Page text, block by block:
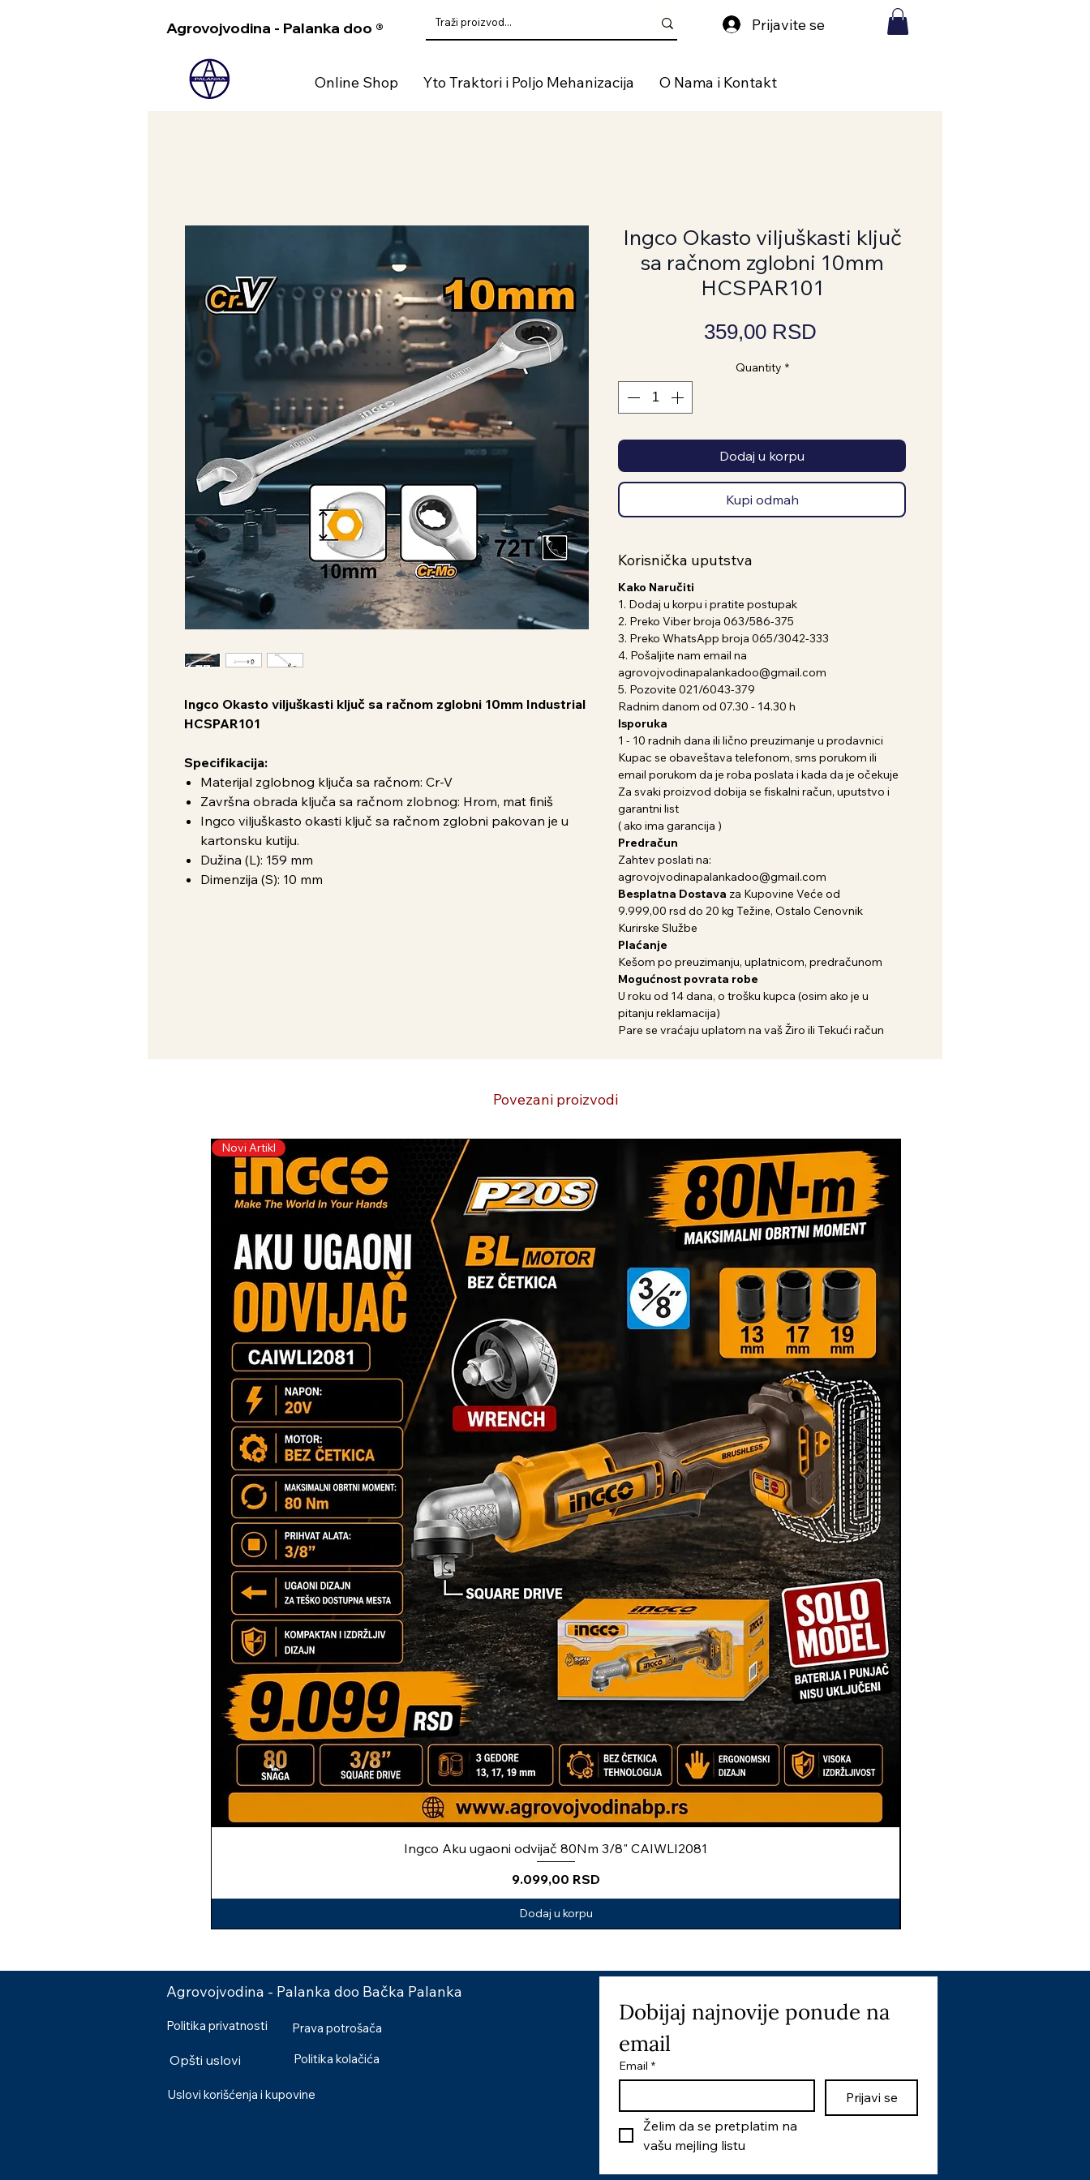
Agrovojvodina - Palanka doo ® Prijavite se
Online Shop Yto Traktori i Poljo Mehanizacija O Nama i Kontakt
Ingco Okasto viljuškasti ključ sa račnom zglobni 10mm Industrial
HCSPAR101
Specifikacija:
Materijal zglobnog ključa sa račnom: Cr-V
Završna obrada ključa sa račnom zlobnog: Hrom, mat finiš
Ingco viljuškasto okasti ključ sa račnom zglobni pakovan je u
kartonsku kutiju.
Dužina (L): 159 mm
Dimenzija (S): 10 mm
Ingco Okasto viljuškasti ključ
sa račnom zglobni 10mm
HCSPAR101
359,00 RSDPrice
Quantity *
Dodaj u korpu
Kupi odmah
Korisnička uputstva
Kako Naručiti
1. Dodaj u korpu i pratite postupak
2. Preko Viber broja 063/586-375
3. Preko WhatsApp broja 065/3042-333
4. Pošaljite nam email na
agrovojvodinapalankadoo@gmail.com
5. Pozovite 021/6043-379
Radnim danom od 07.30 - 14.30 h
Isporuka
1 - 10 radnih dana ili lično preuzimanje u prodavnici
Kupac se obaveštava telefonom, sms porukom ili
email porukom da je roba poslata i kada da je očekuje
Za svaki proizvod dobija se fiskalni račun, uputstvo i
garantni list
( ako ima garancija )
Predračun
Zahtev poslati na:
agrovojvodinapalankadoo@gmail.com
Besplatna Dostava za Kupovine Veće od
9.999,00 rsd do 20 kg Težine, Ostalo Cenovnik
Kurirske Službe
Plaćanje
Kešom po preuzimanju, uplatnicom, predračunom
Mogućnost povrata robe
U roku od 14 dana, o trošku kupca (osim ako je u
pitanju reklamacija)
Pare se vraćaju uplatom na vaš Žiro ili Tekući račun
Povezani proizvodi
Novi Artikl
Ingco Aku ugaoni odvijač 80Nm 3/8" CAIWLI2081
Price
9.099,00 RSD
Dodaj u korpu
Agrovojvodina - Palanka doo Bačka Palanka
Politika privatnosti
Opšti uslovi
Prava potrošača
Politika kolačića
Uslovi korišćenja i kupovine
Dobijaj najnovije ponude na
email
Email *
Prijavi se
Želim da se pretplatim na
vašu mejling listu